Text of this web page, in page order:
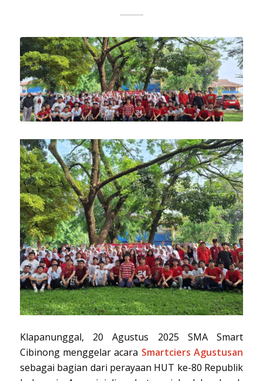
Klapanunggal, 20 Agustus 2025 SMA Smart
Cibinong menggelar acara Smartciers Agustusan
sebagai bagian dari perayaan HUT ke-80 Republik